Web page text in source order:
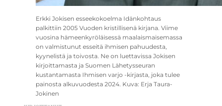
Erkki Jokisen esseekokoelma Idänkohtaus
palkittiin 2005 Vuoden kristillisenä kirjana. Viime
vuosina hämeenkyröläisessä maalaismaisemassa
on valmistunut esseitä ihmisen pahuudesta,
kyynelistä ja toivosta. Ne on luettavissa Jokisen
kirjoittamasta ja Suomen Lähetysseuran
kustantamasta Ihmisen varjo -kirjasta, joka tulee
painosta alkuvuodesta 2024. Kuva: Erja Taura-
Jokinen